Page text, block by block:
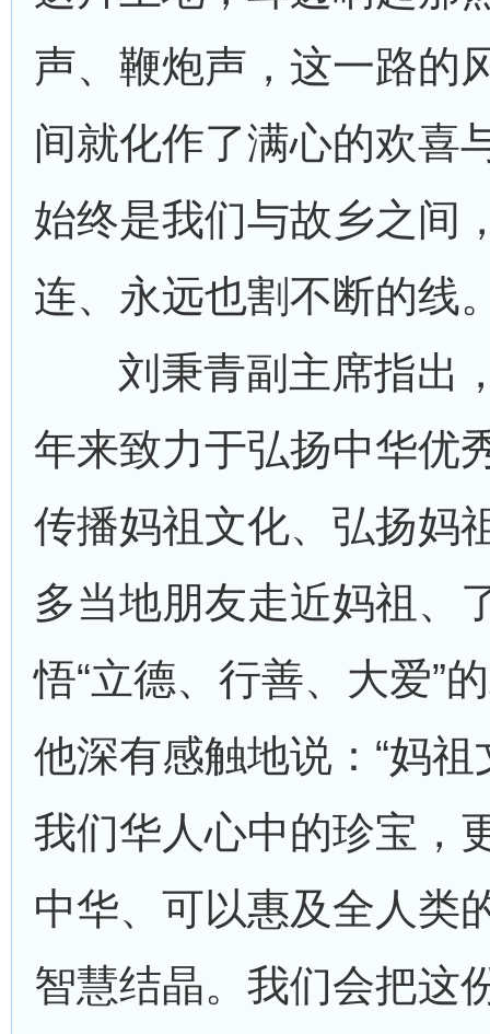
声、鞭炮声，这一路的
间就化作了满心的欢喜
始终是我们与故乡之间
连、永远也割不断的线
刘秉青副主席指出
年来致力于弘扬中华优
传播妈祖文化、弘扬妈
多当地朋友走近妈祖、
悟“立德、行善、大爱”
他深有感触地说：“妈
我们华人心中的珍宝，
中华、可以惠及全人类
智慧结晶。我们会把这